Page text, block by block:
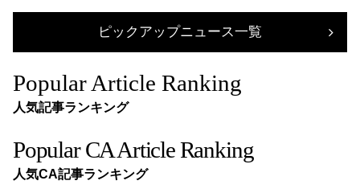
ピックアップニュース一覧
Popular Article Ranking
人気記事ランキング
Popular CA Article Ranking
人気CA記事ランキング